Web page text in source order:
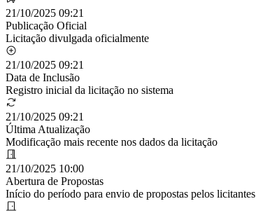
21/10/2025 09:21
Publicação Oficial
Licitação divulgada oficialmente
21/10/2025 09:21
Data de Inclusão
Registro inicial da licitação no sistema
21/10/2025 09:21
Última Atualização
Modificação mais recente nos dados da licitação
21/10/2025 10:00
Abertura de Propostas
Início do período para envio de propostas pelos licitantes